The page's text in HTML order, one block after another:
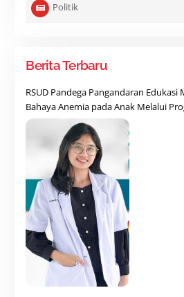
Politik
Berita Terbaru
RSUD Pandega Pangandaran
Bahaya Anemia pada Anak Melalui